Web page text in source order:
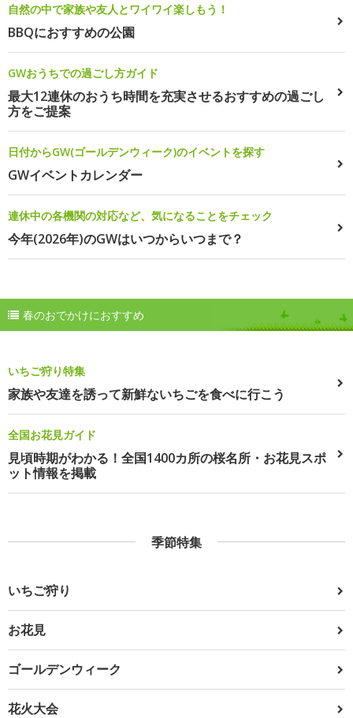
自然の中で家族や友人とワイワイ楽しもう！
BBQにおすすめの公園
GWおうちでの過ごし方ガイド
最大12連休のおうち時間を充実させるおすすめの過ごし
方をご提案
日付からGW(ゴールデンウィーク)のイベントを探す
GWイベントカレンダー
連休中の各機関の対応など、気になることをチェック
今年(2026年)のGWはいつからいつまで？
春のおでかけにおすすめ
いちご狩り特集
家族や友達を誘って新鮮ないちごを食べに行こう
全国お花見ガイド
見頃時期がわかる！全国1400カ所の桜名所・お花見スポ
ット情報を掲載
季節特集
いちご狩り
お花見
ゴールデンウィーク
花火大会